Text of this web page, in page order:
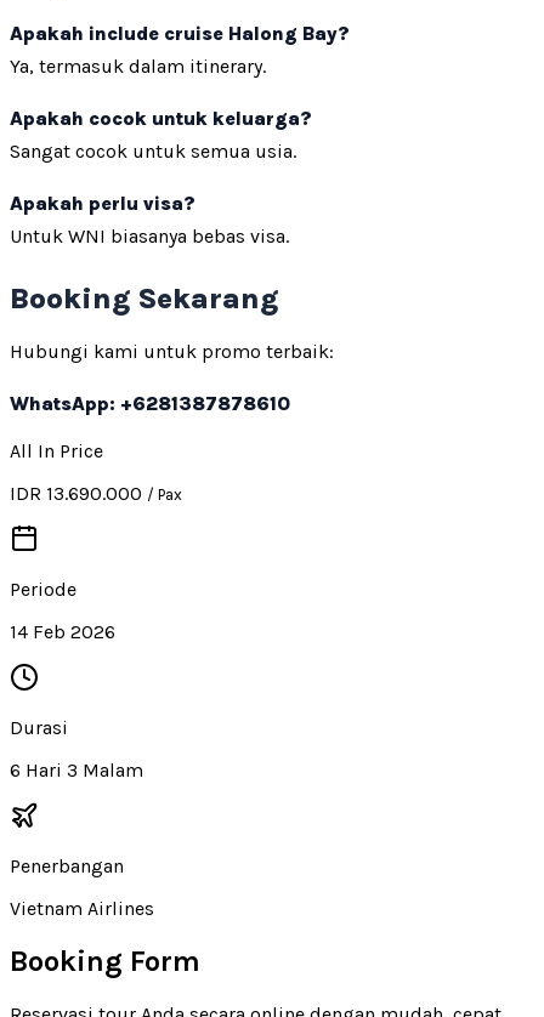
Apakah include cruise Halong Bay?
Ya, termasuk dalam itinerary.
Apakah cocok untuk keluarga?
Sangat cocok untuk semua usia.
Apakah perlu visa?
Untuk WNI biasanya bebas visa.
Booking Sekarang
Hubungi kami untuk promo terbaik:
WhatsApp: +6281387878610
All In Price
IDR 13.690.000 / Pax
Periode
14 Feb 2026
Durasi
6 Hari 3 Malam
Penerbangan
Vietnam Airlines
Booking Form